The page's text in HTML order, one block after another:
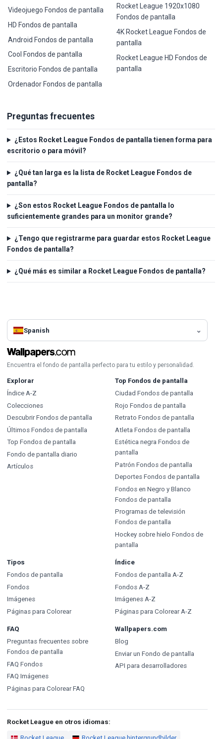
Videojuego Fondos de pantalla
HD Fondos de pantalla
Android Fondos de pantalla
Cool Fondos de pantalla
Escritorio Fondos de pantalla
Ordenador Fondos de pantalla
Rocket League 1920x1080
Fondos de pantalla
4K Rocket League Fondos de
pantalla
Rocket League HD Fondos de
pantalla
Preguntas frecuentes
¿Estos Rocket League Fondos de pantalla tienen forma para
escritorio o para móvil?
¿Qué tan larga es la lista de Rocket League Fondos de
pantalla?
¿Son estos Rocket League Fondos de pantalla lo
suficientemente grandes para un monitor grande?
¿Tengo que registrarme para guardar estos Rocket League
Fondos de pantalla?
¿Qué más es similar a Rocket League Fondos de pantalla?
Spanish
Encuentra el fondo de pantalla perfecto para tu estilo y personalidad.
Explorar
Índice A-Z
Colecciones
Descubrir Fondos de pantalla
Últimos Fondos de pantalla
Top Fondos de pantalla
Fondo de pantalla diario
Artículos
Top Fondos de pantalla
Ciudad Fondos de pantalla
Rojo Fondos de pantalla
Retrato Fondos de pantalla
Atleta Fondos de pantalla
Estética negra Fondos de
pantalla
Patrón Fondos de pantalla
Deportes Fondos de pantalla
Fondos en Negro y Blanco
Fondos de pantalla
Programas de televisión
Fondos de pantalla
Hockey sobre hielo Fondos de
pantalla
Tipos
Fondos de pantalla
Fondos
Imágenes
Páginas para Colorear
Índice
Fondos de pantalla A-Z
Fondos A-Z
Imágenes A-Z
Páginas para Colorear A-Z
FAQ
Preguntas frecuentes sobre
Fondos de pantalla
FAQ Fondos
FAQ Imágenes
Páginas para Colorear FAQ
Wallpapers.com
Blog
Enviar un Fondo de pantalla
API para desarrolladores
Rocket League en otros idiomas: